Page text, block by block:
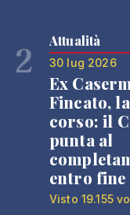
2 Attualità
30 lug 2026
Ex
Fincato,
corso: il
punta al
entro fine
Visto 19.155